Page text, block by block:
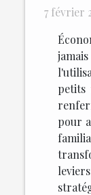
7 février
petits
pour